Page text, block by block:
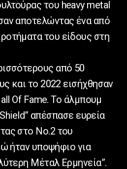
του heavy metal
αποτελώντας ένα από
του είδους στη
από 50
και το 2022 εισήχθησαν
Of Fame. Το άλμπουμ
απέσπασε ευρεία
στο Νο.2 του
ήταν υποψήφιο για
Μέταλ Ερμηνεία”.